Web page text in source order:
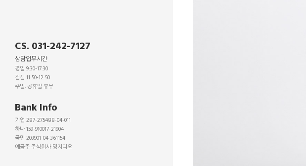
CS. 031-242-7127
상담업무시간
평일 9:30-17:30
점심 11:50-12:50
주말, 공휴일 휴무
Bank Info
기업 287-275488-04-011
하나 159-910017-21904
국민 203901-04-361154
예금주 주식회사 명지디오